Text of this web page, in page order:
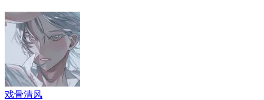
戏骨清风